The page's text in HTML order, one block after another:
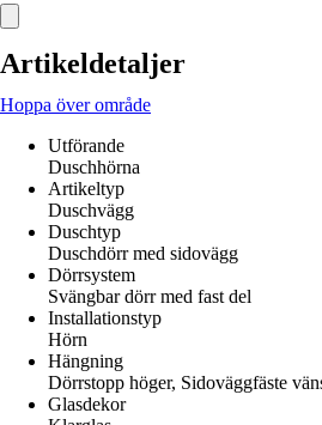
Artikeldetaljer
Hoppa över område
Utförande
Duschhörna
Artikeltyp
Duschvägg
Duschtyp
Duschdörr med sidovägg
Dörrsystem
Svängbar dörr med fast del
Installationstyp
Hörn
Hängning
Dörrstopp höger, Sidoväggfäste
Glasdekor